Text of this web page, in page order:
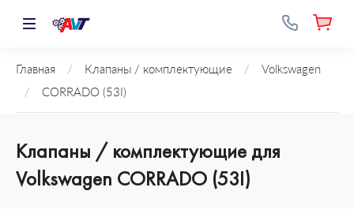
Главная / Клапаны / комплектующие /
Volkswagen
/
CORRADO (53I)
Клапаны / комплектующие для
Volkswagen CORRADO (53I)